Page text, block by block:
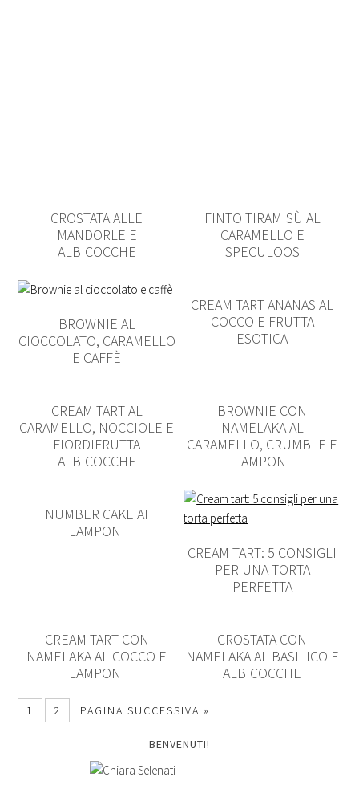
CROSTATA ALLE
MANDORLE E
ALBICOCCHE
FINTO TIRAMISÙ AL
CARAMELLO E
SPECULOOS
BROWNIE AL
CIOCCOLATO, CARAMELLO
E CAFFÈ
CREAM TART ANANAS AL
COCCO E FRUTTA
ESOTICA
CREAM TART AL
CARAMELLO, NOCCIOLE E
FIORDIFRUTTA
ALBICOCCHE
BROWNIE CON
NAMELAKA AL
CARAMELLO, CRUMBLE E
LAMPONI
NUMBER CAKE AI
LAMPONI
CREAM TART: 5 CONSIGLI
PER UNA TORTA
PERFETTA
CREAM TART CON
NAMELAKA AL COCCO E
LAMPONI
CROSTATA CON
NAMELAKA AL BASILICO E
ALBICOCCHE
1 2 PAGINA SUCCESSIVA »
BENVENUTI!